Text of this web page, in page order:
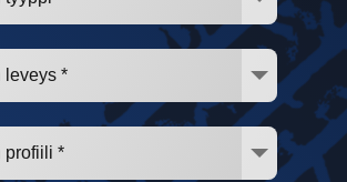
osat
osat